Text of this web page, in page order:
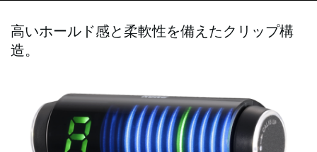
高いホールド感と柔軟性を備えたクリップ構
造。